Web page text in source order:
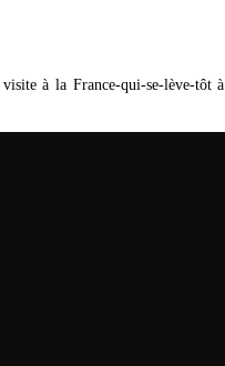
à la France-qui-se-lève-tôt